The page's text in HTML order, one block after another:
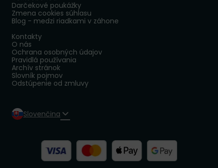
Darčekové poukážky
Zmena cookies súhlasu
Blog - medzi riadkami v záhone
Kontakty
O nás
Ochrana osobných údajov
Pravidlá používania
Archív stránok
Slovník pojmov
Odstúpenie od zmluvy
Slovenčina